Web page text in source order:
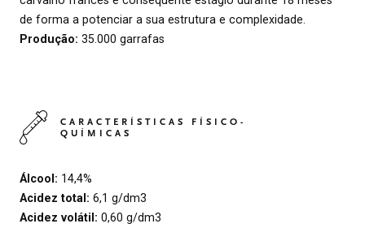
de forma a potenciar a sua estrutura e complexidade.
Produção: 35.000 garrafas
CARACTERÍSTICAS FÍSICO-
QUÍMICAS
Álcool: 14,4%
Acidez total: 6,1 g/dm3
Acidez volátil: 0,60 g/dm3